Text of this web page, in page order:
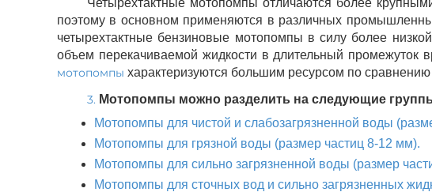
поэтому в основном применяются в различных
четырехтактные бензиновые мотопомпы в силу более
объем перекачиваемой жидкости в длительный промежуток
мотопомпы характеризуются большим ресурсом по сравнению
3. Мотопомпы можно разделить на следующие
Мотопомпы для чистой и слабозагрязненной воды
Мотопомпы для грязной воды (размер частиц 8-12 мм).
Мотопомпы для сильно загрязненной воды (размер
Мотопомпы для сточных вод и сильно загрязненных